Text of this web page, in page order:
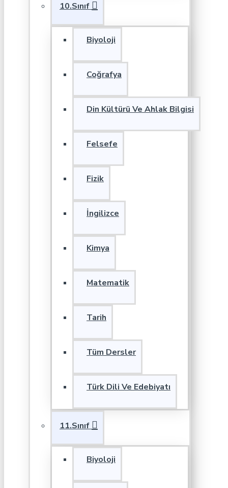
10.Sınıf
Biyoloji
Coğrafya
Din Kültürü Ve Ahlak Bilgisi
Felsefe
Fizik
İngilizce
Kimya
Matematik
Tarih
Tüm Dersler
Türk Dili Ve Edebiyatı
11.Sınıf
Biyoloji